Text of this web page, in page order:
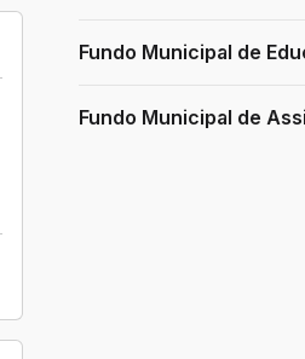
Fundo Municipal de
Fundo Municipal de